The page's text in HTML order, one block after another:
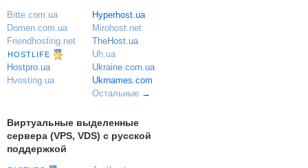
Bitte.com.ua
Domen.com.ua
Friendhosting.net
HOSTLIFE
Hostpro.ua
Hvosting.ua
Hyperhost.ua
Mirohost.net
TheHost.ua
Uh.ua
Ukraine.com.ua
Ukrnames.com
Остальные→
Виртуальные выделенные
сервера (VPS, VDS) с русской
поддержкой